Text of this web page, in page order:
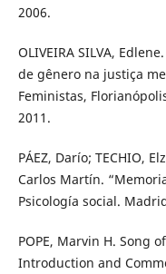
2006.
OLIVEIRA SILVA,
de gênero na justiça
Feministas,
2011.
PÁEZ, Darío; TECHIO,
Carlos Martín.
Psicología social.
POPE, Marvin H. Song
Introduction and